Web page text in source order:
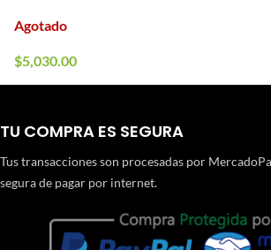
Agotado
$5,030.00
TU COMPRA ES SEGURA
Tus transacciones son procesadas por
segura de pagar por internet.